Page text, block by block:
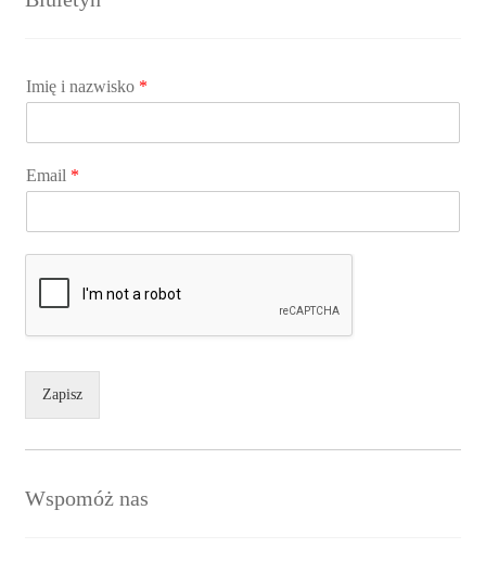
Imię i nazwisko *
Email *
Zapisz
Wspomóż nas